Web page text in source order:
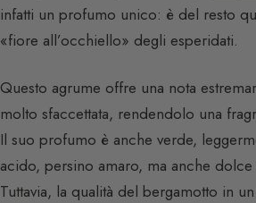
infatti un profumo unico: è del resto
«fiore all’occhiello» degli esperidati.
Questo agrume offre una nota
molto sfaccettata, rendendolo una
Il suo profumo è anche verde,
acido, persino amaro, ma anche
Tuttavia, la qualità del bergamotto in